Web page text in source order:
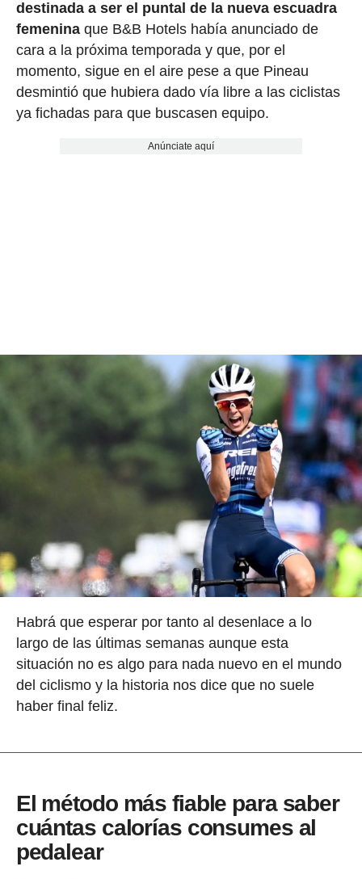
destinada a ser el puntal de la nueva escuadra
femeninaque B&B Hotels había anunciado de
cara a la próxima temporada y que, por el
momento, sigue en el aire pese a que Pineau
desmintió que hubiera dado vía libre a las ciclistas
ya fichadas para que buscasen equipo.
Anúnciate aquí
Habrá que esperar por tanto al desenlace a lo
largo de las últimas semanas aunque esta
situación no es algo para nada nuevo en el mundo
del ciclismo y la historia nos dice que no suele
haber final feliz.
El método más fiable para saber
cuántas calorías consumes al
pedalear